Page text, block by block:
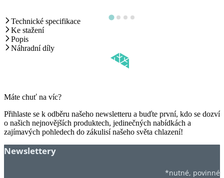
Technické specifikace
Ke stažení
Popis
Náhradní díly
Máte chuť na víc?
Přihlaste se k odběru našeho newsletteru a buďte první, kdo se dozví
o našich nejnovějších produktech, jedinečných nabídkách a
zajímavých pohledech do zákulisí našeho světa chlazení!
Newslettery
*nutné, povinné